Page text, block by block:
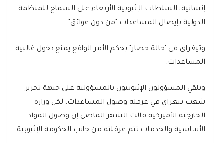
إنسانية، السلطات الإثيوبية الأربعاء على السماح للمنظمة
الدولية بإيصال المساعدات "من دون عوائق".
وتيغراي في "حالة حصار" بحكم الأمر الواقع يمنع دخول غالبية
المساعدات.
ويلقي المسؤولون الإثيوبيون بالمسؤولية على جبهة تحرير
شعب تيغراي في عرقلة وصول المساعدات، لكن وزارة
الخارجية الأميركية قالت الشهر الماضي إن وصول المواد
الأساسية والخدمات تتم عرقلته من جانب الحكومة الإثيوبية.